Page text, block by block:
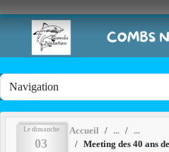
Le dimanche
03
Accueil
Meeting des 40 ans